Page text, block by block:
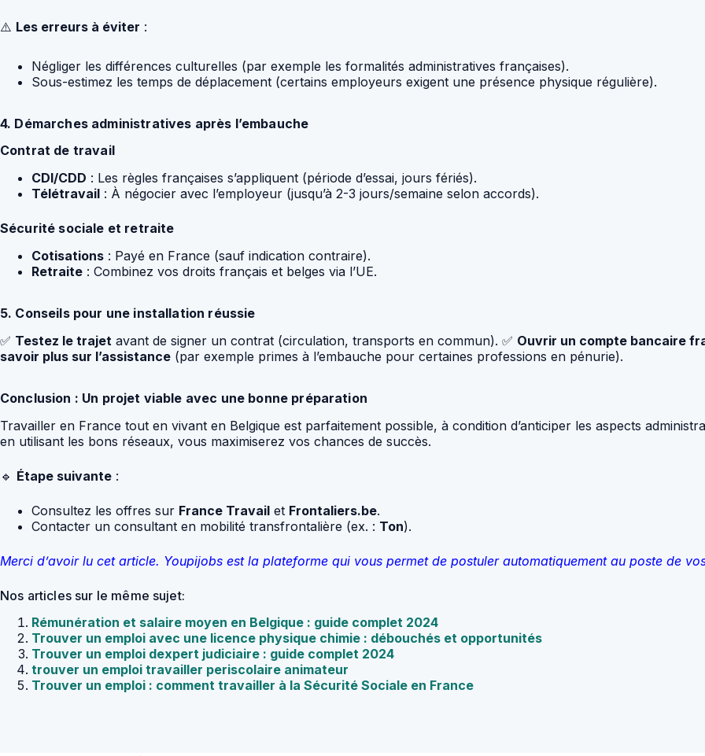
⚠️ Les erreurs à éviter :
Négliger les différences culturelles (par exemple les formalités administratives françaises).
Sous-estimez les temps de déplacement (certains employeurs exigent une présence physique régulière).
4. Démarches administratives après l’embauche
Contrat de travail
CDI/CDD : Les règles françaises s’appliquent (période d’essai, jours fériés).
Télétravail : À négocier avec l’employeur (jusqu’à 2-3 jours/semaine selon accords).
Sécurité sociale et retraite
Cotisations : Payé en France (sauf indication contraire).
Retraite : Combinez vos droits français et belges via l’UE.
5. Conseils pour une installation réussie
✅ Testez le trajet avant de signer un contrat (circulation, transports en commun). ✅ Ouvrir un compte bancaire
savoir plus sur l’assistance (par exemple primes à l’embauche pour certaines professions en pénurie).
Conclusion : Un projet viable avec une bonne préparation
Travailler en France tout en vivant en Belgique est parfaitement possible, à condition d’anticiper les aspects
en utilisant les bons réseaux, vous maximiserez vos chances de succès.
🔹 Étape suivante :
Consultez les offres sur France Travail et Frontaliers.be.
Contacter un consultant en mobilité transfrontalière (ex. : Ton).
Merci d’avoir lu cet article. Youpijobs est la plateforme qui vous permet de postuler automatiquement au poste de
Nos articles sur le même sujet:
Rémunération et salaire moyen en Belgique : guide complet 2024
Trouver un emploi avec une licence physique chimie : débouchés et opportunités
Trouver un emploi dexpert judiciaire : guide complet 2024
trouver un emploi travailler periscolaire animateur
Trouver un emploi : comment travailler à la Sécurité Sociale en France